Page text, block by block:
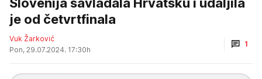
je od četvrtfinala
Vuk Žarković
Pon, 29.07.2024. 17:30h
1